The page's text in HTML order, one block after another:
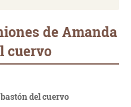
de Amanda
cuervo
del cuervo